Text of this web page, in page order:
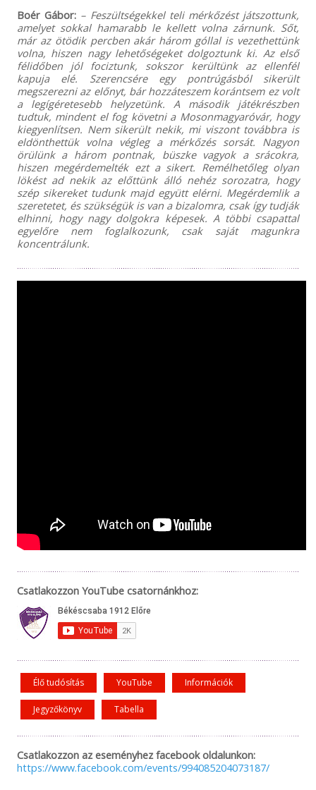
Boér Gábor: – Feszültségekkel teli mérkőzést játszottunk,
amelyet sokkal hamarabb le kellett volna zárnunk. Sőt,
már az ötödik percben akár három góllal is vezethettünk
volna, hiszen nagy lehetőségeket dolgoztunk ki. Az első
félidőben jól fociztunk, sokszor kerültünk az ellenfél
kapuja elé. Szerencsére egy pontrúgásból sikerült
megszerezni az előnyt, bár hozzáteszem korántsem ez volt
a legígéretesebb helyzetünk. A második játékrészben
tudtuk, mindent el fog követni a Mosonmagyaróvár, hogy
kiegyenlítsen. Nem sikerült nekik, mi viszont továbbra is
eldönthettük volna végleg a mérkőzés sorsát. Nagyon
örülünk a három pontnak, büszke vagyok a srácokra,
hiszen megérdemelték ezt a sikert. Remélhetőleg olyan
lökést ad nekik az előttünk álló nehéz sorozatra, hogy
szép sikereket tudunk majd együtt elérni. Megérdemlik a
szeretetet, és szükségük is van a bizalomra, csak így tudják
elhinni, hogy nagy dolgokra képesek. A többi csapattal
egyelőre nem foglalkozunk, csak saját magunkra
koncentrálunk.
Csatlakozzon YouTube csatornánkhoz:
Élő tudósítás YouTube Információk
Jegyzőkönyv Tabella
Csatlakozzon az eseményhez facebook oldalunkon:
https://www.facebook.com/events/994085204073187/